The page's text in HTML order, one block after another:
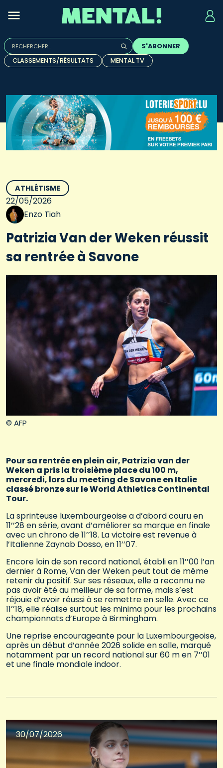
Rechercher :
Quand les résultats de l'auto-complétion sont
S'ABONNER
CLASSEMENTS/RÉSULTATS
MENTAL TV
© AFP
ATHLÉTISME
22/05/2026
Enzo Tiah
Patrizia Van der Weken réussit
sa rentrée à Savone
Pour sa rentrée en plein air, Patrizia van der
Weken a pris la troisième place du 100 m,
mercredi, lors du meeting de Savone en Italie
classé bronze sur le World Athletics Continental
Tour.
La sprinteuse luxembourgeoise a d’abord couru en
11’’28 en série, avant d’améliorer sa marque en finale
avec un chrono de 11’’18. La victoire est revenue à
l’Italienne Zaynab Dosso, en 11’’07.
Encore loin de son record national, établi en 11’’00 l’an
dernier à Rome, Van der Weken peut tout de même
retenir du positif. Sur ses réseaux, elle a reconnu ne
pas avoir été au meilleur de sa forme, mais s’est
réjouie d’avoir réussi à se remettre en selle. Avec ce
11’’18, elle réalise surtout les minima pour les prochains
championnats d’Europe à Birmingham.
Une reprise encourageante pour la Luxembourgeoise,
après un début d’année 2026 solide en salle, marqué
notamment par un record national sur 60 m en 7’’01
et une finale mondiale indoor.
30/07/2026